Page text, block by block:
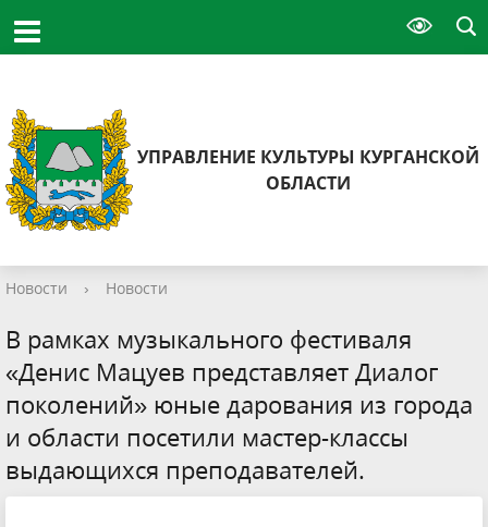
УПРАВЛЕНИЕ КУЛЬТУРЫ КУРГАНСКОЙ
ОБЛАСТИ
Новости › Новости
В рамках музыкального фестиваля
«Денис Мацуев представляет Диалог
поколений» юные дарования из города
и области посетили мастер-классы
выдающихся преподавателей.